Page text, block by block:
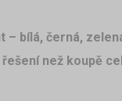
– bílá, černá,
řešení než koupě